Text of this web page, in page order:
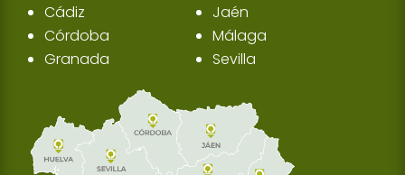
Cádiz
Córdoba
Granada
Jaén
Málaga
Sevilla